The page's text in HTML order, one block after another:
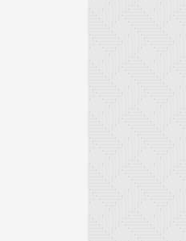
Fonroy, Pro Elite du Lion